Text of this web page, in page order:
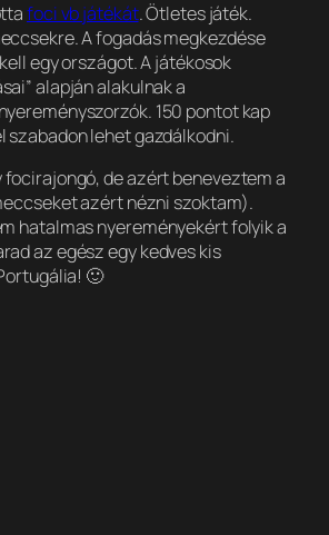
foci vb játékát. Ötletes játék.
A fogadás megkezdése
egy országot. A játékosok
alapján alakulnak a
150 pontot kap
szabadon lehet gazdálkodni.
focirajongó, de azért beneveztem a
azért nézni szoktam).
hatalmas nyereményekért folyik a
az egész egy kedves kis
🙂